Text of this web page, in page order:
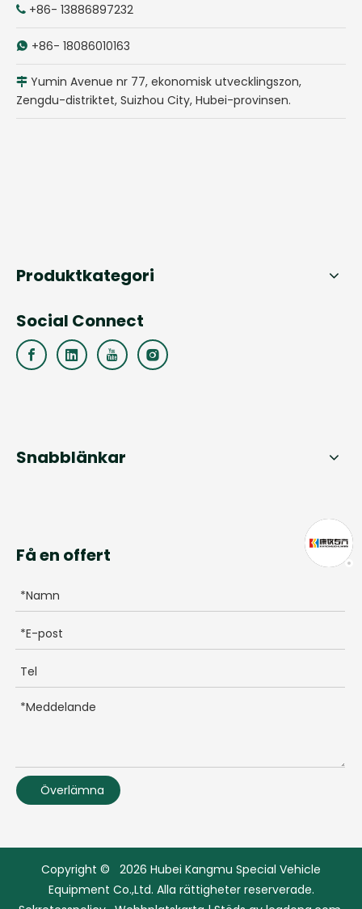
 +86- 13886897232
 +86- 18086010163
 Yumin Avenue nr 77, ekonomisk utvecklingszon,
Zengdu-distriktet, Suizhou City, Hubei-provinsen.
Produktkategori
Social Connect
Snabblänkar
Få en offert
Överlämna
Copyright © 2026 Hubei Kangmu Special Vehicle
Equipment Co.,Ltd. Alla rättigheter reserverade.